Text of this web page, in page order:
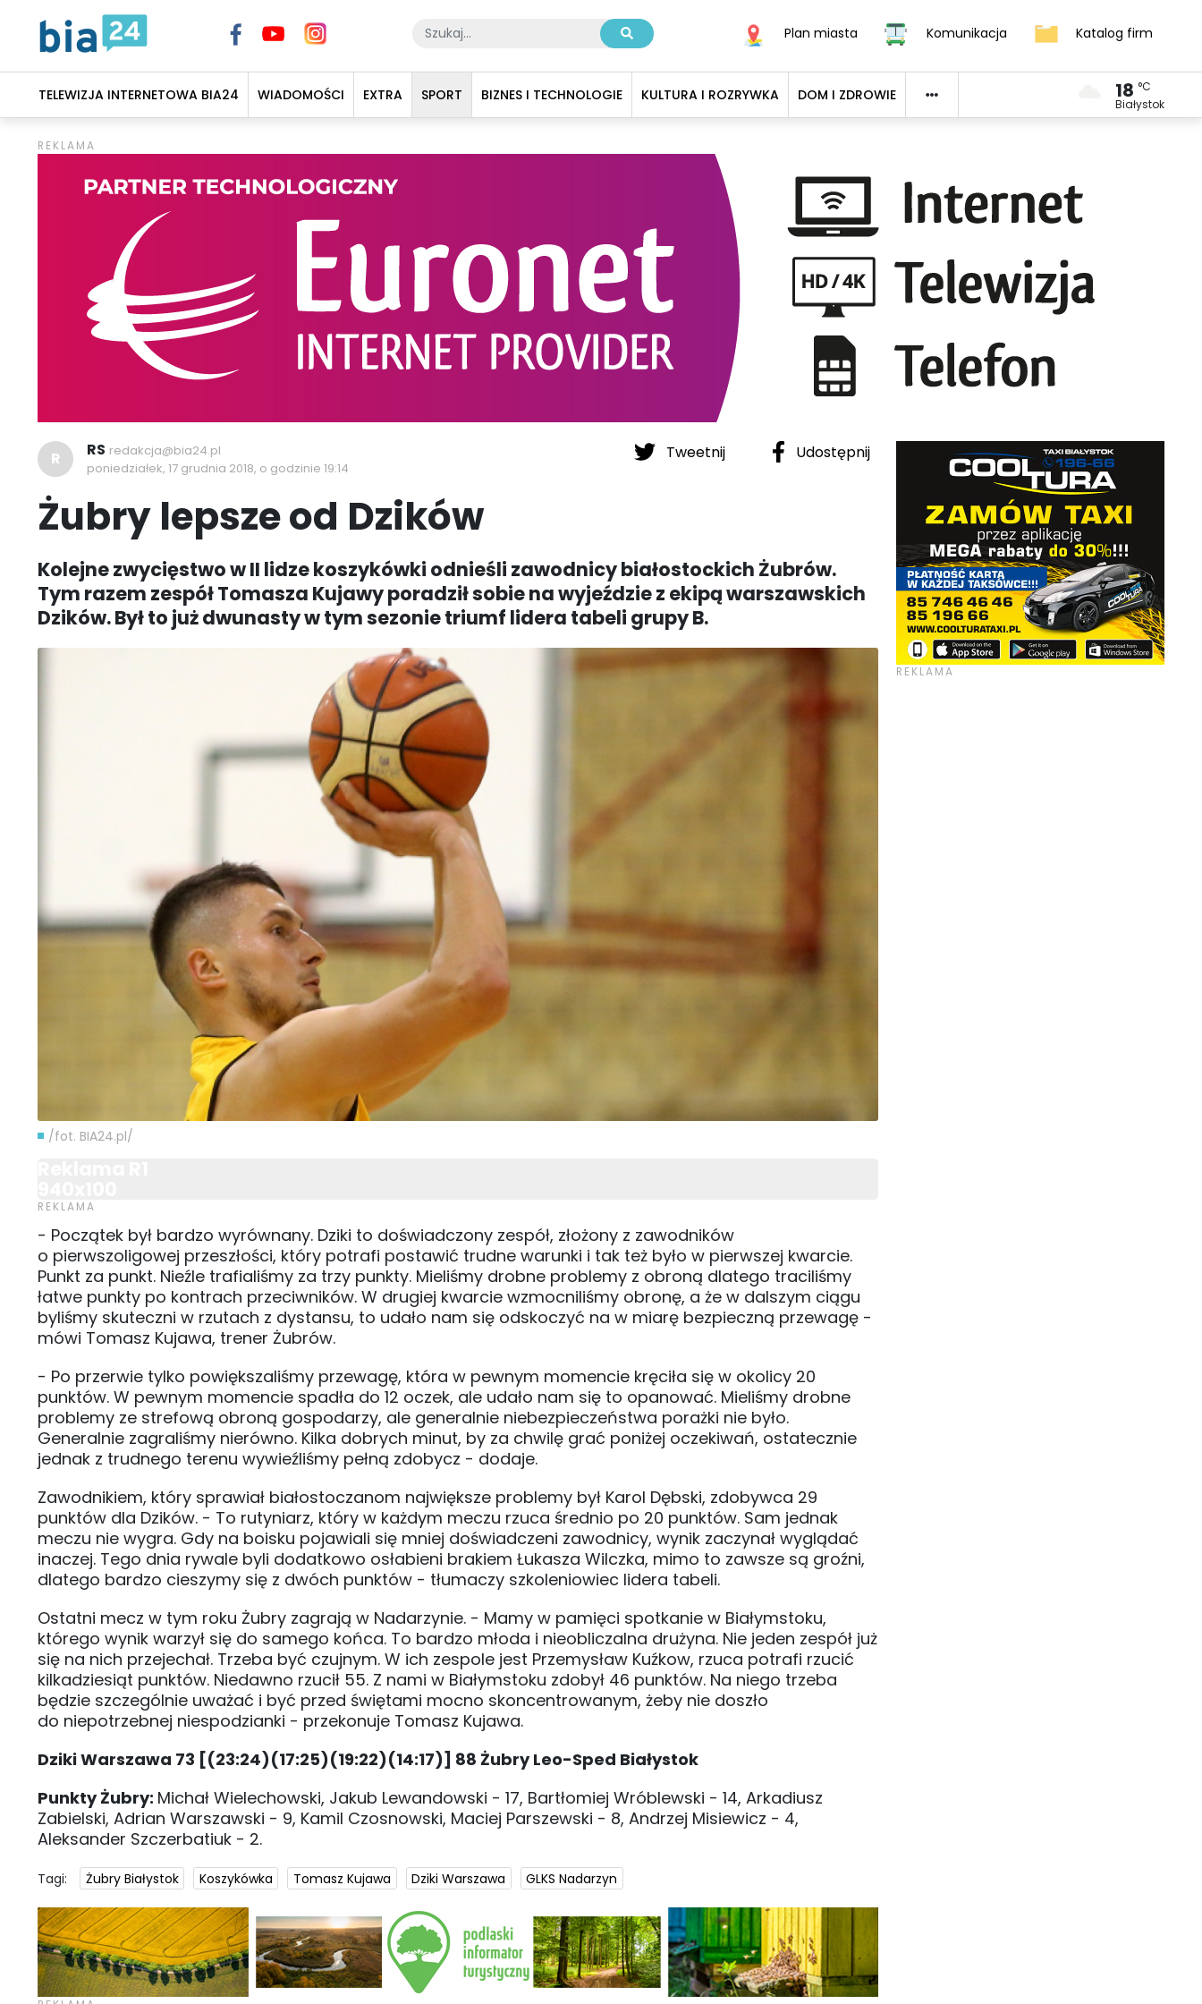
Plan miasta Komunikacja Katalog firm
TELEWIZJA INTERNETOWA BIA24 WIADOMOŚCI EXTRA SPORT BIZNES I TECHNOLOGIE KULTURA I ROZRYWKA DOM I ZDROWIE 18 °C
Białystok
Tweetnij Udostępnij
R RS redakcja@bia24.pl
poniedziałek, 17 grudnia 2018, o godzinie 19:14
Żubry lepsze od Dzików
Kolejne zwycięstwo w II lidze koszykówki odnieśli zawodnicy białostockich Żubrów.
Tym razem zespół Tomasza Kujawy poradził sobie na wyjeździe z ekipą warszawskich
Dzików. Był to już dwunasty w tym sezonie triumf lidera tabeli grupy B.
/fot. BIA24.pl/
- Początek był bardzo wyrównany. Dziki to doświadczony zespół, złożony z zawodników
o pierwszoligowej przeszłości, który potrafi postawić trudne warunki i tak też było w pierwszej kwarcie.
Punkt za punkt. Nieźle trafialiśmy za trzy punkty. Mieliśmy drobne problemy z obroną dlatego traciliśmy
łatwe punkty po kontrach przeciwników. W drugiej kwarcie wzmocniliśmy obronę, a że w dalszym ciągu
byliśmy skuteczni w rzutach z dystansu, to udało nam się odskoczyć na w miarę bezpieczną przewagę -
mówi Tomasz Kujawa, trener Żubrów.
- Po przerwie tylko powiększaliśmy przewagę, która w pewnym momencie kręciła się w okolicy 20
punktów. W pewnym momencie spadła do 12 oczek, ale udało nam się to opanować. Mieliśmy drobne
problemy ze strefową obroną gospodarzy, ale generalnie niebezpieczeństwa porażki nie było.
Generalnie zagraliśmy nierówno. Kilka dobrych minut, by za chwilę grać poniżej oczekiwań, ostatecznie
jednak z trudnego terenu wywieźliśmy pełną zdobycz - dodaje.
Zawodnikiem, który sprawiał białostoczanom największe problemy był Karol Dębski, zdobywca 29
punktów dla Dzików. - To rutyniarz, który w każdym meczu rzuca średnio po 20 punktów. Sam jednak
meczu nie wygra. Gdy na boisku pojawiali się mniej doświadczeni zawodnicy, wynik zaczynał wyglądać
inaczej. Tego dnia rywale byli dodatkowo osłabieni brakiem Łukasza Wilczka, mimo to zawsze są groźni,
dlatego bardzo cieszymy się z dwóch punktów - tłumaczy szkoleniowiec lidera tabeli.
Ostatni mecz w tym roku Żubry zagrają w Nadarzynie. - Mamy w pamięci spotkanie w Białymstoku,
którego wynik warzył się do samego końca. To bardzo młoda i nieobliczalna drużyna. Nie jeden zespół już
się na nich przejechał. Trzeba być czujnym. W ich zespole jest Przemysław Kuźkow, rzuca potrafi rzucić
kilkadziesiąt punktów. Niedawno rzucił 55. Z nami w Białymstoku zdobył 46 punktów. Na niego trzeba
będzie szczególnie uważać i być przed świętami mocno skoncentrowanym, żeby nie doszło
do niepotrzebnej niespodzianki - przekonuje Tomasz Kujawa.
Dziki Warszawa 73 [(23:24)(17:25)(19:22)(14:17)] 88 Żubry Leo-Sped Białystok
Punkty Żubry: Michał Wielechowski, Jakub Lewandowski - 17, Bartłomiej Wróblewski - 14, Arkadiusz
Zabielski, Adrian Warszawski - 9, Kamil Czosnowski, Maciej Parszewski - 8, Andrzej Misiewicz - 4,
Aleksander Szczerbatiuk - 2.
Tagi: Żubry Białystok Koszykówka Tomasz Kujawa Dziki Warszawa GLKS Nadarzyn